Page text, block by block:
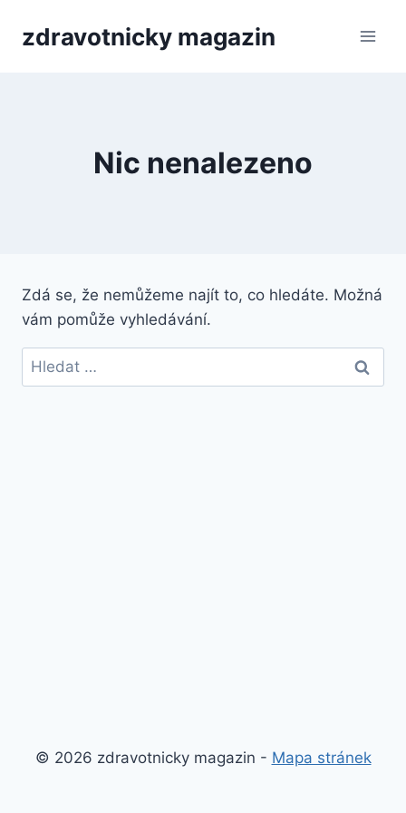
zdravotnicky magazin
Nic nenalezeno
Zdá se, že nemůžeme najít to, co hledáte. Možná
vám pomůže vyhledávání.
Vyhledávání
© 2026 zdravotnicky magazin - Mapa stránek